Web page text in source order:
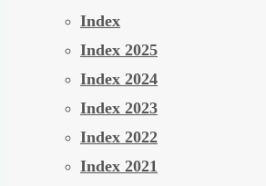
Index
Index 2025
Index 2024
Index 2023
Index 2022
Index 2021